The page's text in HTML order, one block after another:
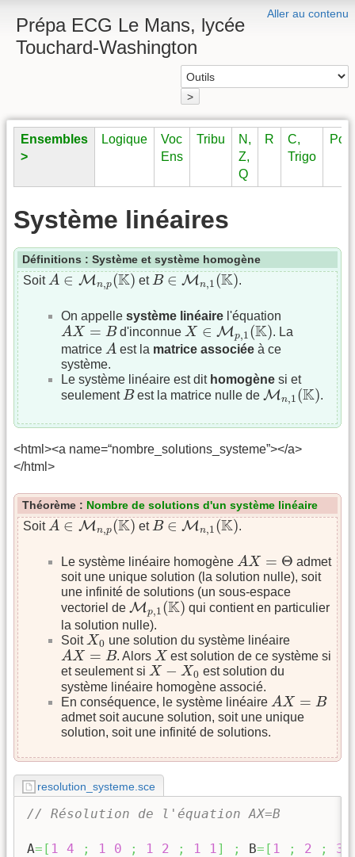
Aller au contenu
Prépa ECG Le Mans, lycée
Touchard-Washington
>
Ensembles
>
Logique
Voc
Ens
Tribu
N,
Z,
Q
R
C,
Trigo
Système linéaires
Définitions : Système et système homogène
SoitA ∈ Mn,p(K)
A∈Mn,p(K) etB ∈ Mn,1(K)
B∈Mn,1(K) .
On appelle système linéaire l'équation
AX = B
AX=B d'inconnue X ∈ Mp,1(K)
X∈Mp,1(K)
. La
matrice A
A est la matrice associée à ce
système.
Le système linéaire est dit homogène si et
seulementB
Best la matrice nulle de Mn,1(K)
Mn, 1(K) .
<html><a name=“nombre_solutions_systeme”></a>
</html>
Théorème : Nombre de solutions d'un système linéaire
SoitA ∈ Mn,p(K)
A∈Mn,p(K) etB ∈ Mn,1(K)
B∈Mn,1(K) .
Le système linéaire homogène AX = Θ
A X=
admet
soit une unique solution (la solution nulle), soit
une infinité de solutions (un sous-espace
vectoriel de Mp,1(K)
M p,1(K) qui contient en particulier
la solution nulle).
SoitX0
X0 une solution du système linéaire
AX = B
AX=B . Alors X
X est solution de ce système si
et seulement si X − X0
X− X0
est solution du
système linéaire homogène associé.
En conséquence, le système linéaire AX = B
A X=
admet soit aucune solution, soit une unique
solution, soit une infinité de solutions.
resolution_systeme.sce
// Résolution de l'équation AX=B
A= [ 1 4 ; 1 0 ; 1 2 ; 1 1 ] ; B= [ 1 ; 2 ; 3